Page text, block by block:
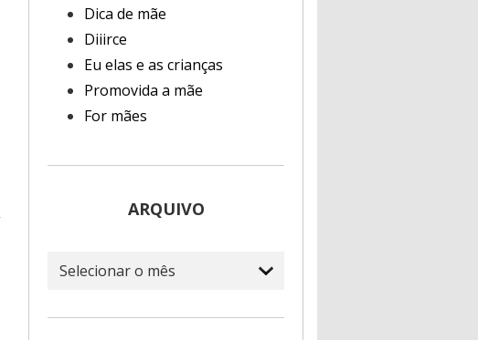
Dica de mãe
Diiirce
Eu elas e as crianças
Promovida a mãe
For mães
ARQUIVO
Arquivo